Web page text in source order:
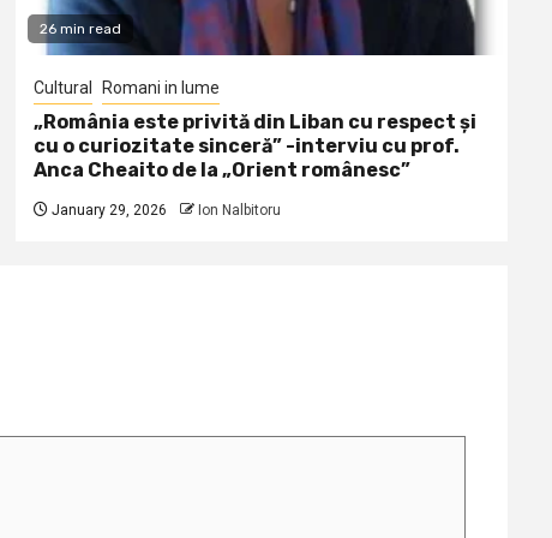
26 min read
Cultural Romani in lume
„România este privită din Liban cu respect și
cu o curiozitate sinceră” -interviu cu prof.
Anca Cheaito de la „Orient românesc”
January 29, 2026 Ion Nalbitoru